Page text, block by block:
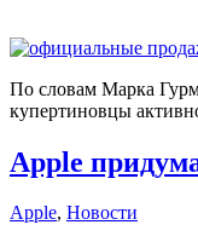
По словам Марка
купертиновцы
Apple
Apple, Новости